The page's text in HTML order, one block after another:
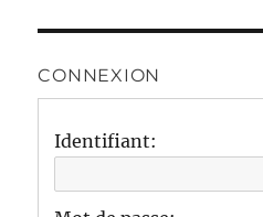
CONNEXION
Identifiant: